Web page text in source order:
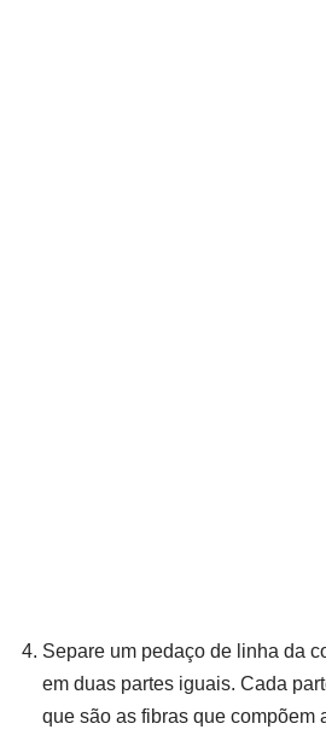
Separe um pedaço de linha da
em duas partes iguais. Cada
que são as fibras que compõem